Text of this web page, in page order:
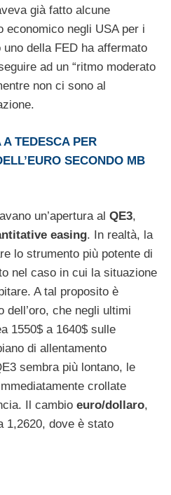
già fatto alcune
economico negli USA per i
della FED ha affermato
ad un “ritmo moderato
non ci sono al
TEDESCA PER
SECONDO MB
un’apertura al QE3,
easing. In realtà, la
lo strumento più potente di
nel caso in cui la situazione
A tal proposito è
dell’oro, che negli ultimi
1550$ a 1640$ sulle
di allentamento
sembra più lontano, le
crollate
Il cambio euro/dollaro,
1,2620, dove è stato